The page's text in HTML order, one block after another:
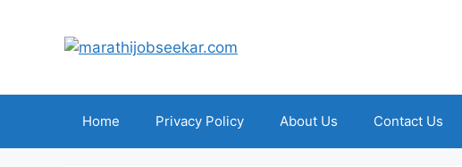
Home Privacy Policy About Us Contact Us